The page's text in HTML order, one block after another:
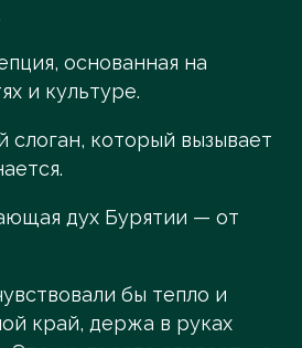
основанная на
и культуре.
слоган, который вызывает
дух Бурятии — от
бы тепло и
край, держа в руках